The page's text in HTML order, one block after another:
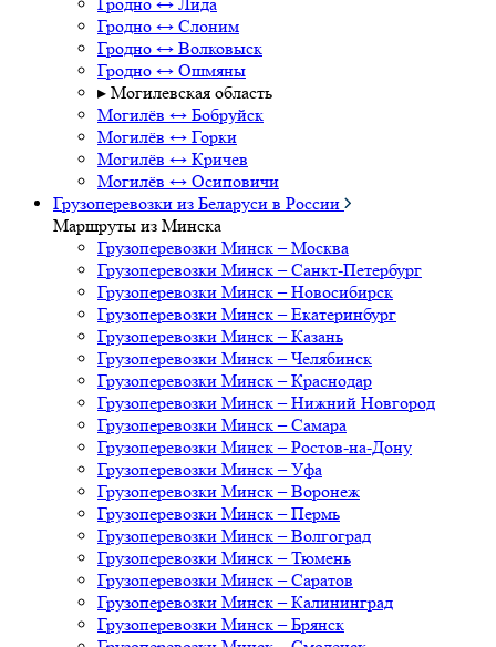
Гродно ↔ Слоним
Гродно ↔ Волковыск
Гродно ↔ Ошмяны
▸ Могилевская область
Могилёв ↔ Бобруйск
Могилёв ↔ Горки
Могилёв ↔ Кричев
Могилёв ↔ Осиповичи
Грузоперевозки из Беларуси в России
Маршруты из Минска
Грузоперевозки Минск – Москва
Грузоперевозки Минск – Санкт-Петербург
Грузоперевозки Минск – Новосибирск
Грузоперевозки Минск – Екатеринбург
Грузоперевозки Минск – Казань
Грузоперевозки Минск – Челябинск
Грузоперевозки Минск – Краснодар
Грузоперевозки Минск – Нижний Новгород
Грузоперевозки Минск – Самара
Грузоперевозки Минск – Ростов-на-Дону
Грузоперевозки Минск – Уфа
Грузоперевозки Минск – Воронеж
Грузоперевозки Минск – Пермь
Грузоперевозки Минск – Волгоград
Грузоперевозки Минск – Тюмень
Грузоперевозки Минск – Саратов
Грузоперевозки Минск – Калининград
Грузоперевозки Минск – Брянск